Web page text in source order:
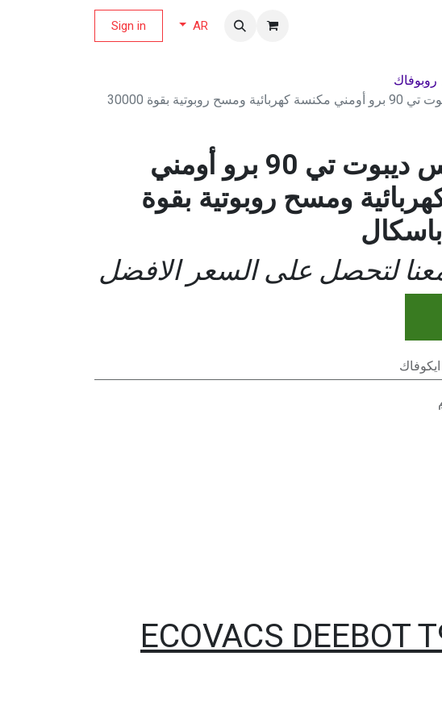
AR
Sign in
روبوفاك
إيكوفاكس ديبوت تي 90 برو أومني مكنسة كهربائية ومسح روبوتية بقوة 30000
إيكوفاكس ديبوت تي 90 برو أومني
ومسح روبوتية بقوة
لتحصل على السعر الافضل
ايكوفاك
ECOVACS